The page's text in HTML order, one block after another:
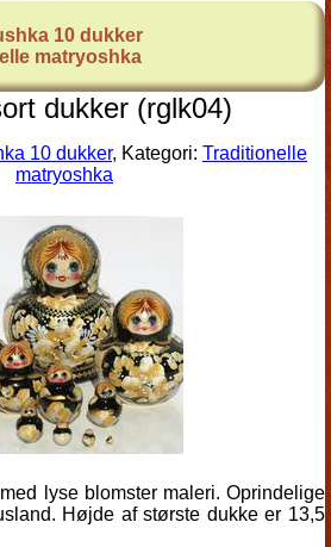
10 dukker
matryoshka
dukker (rglk04)
10 dukker, Kategori: Traditionelle
matryoshka
lyse blomster maleri. Oprindelige
Højde af største dukke er 13,5